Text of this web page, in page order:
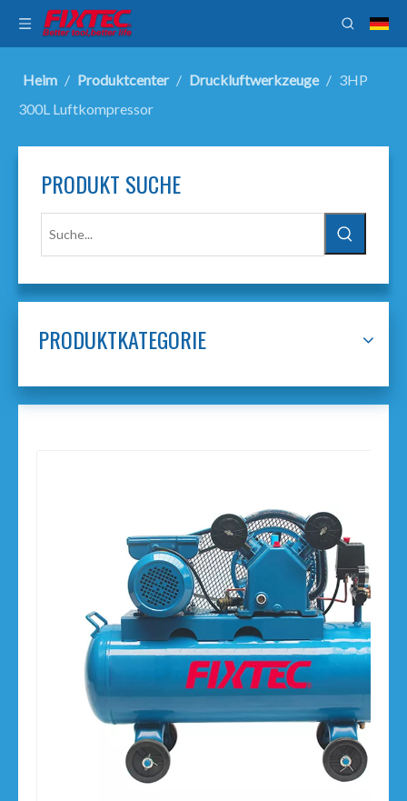
Heim / Produktcenter / Druckluftwerkzeuge / 3HP
300L Luftkompressor
PRODUKT SUCHE
PRODUKTKATEGORIE